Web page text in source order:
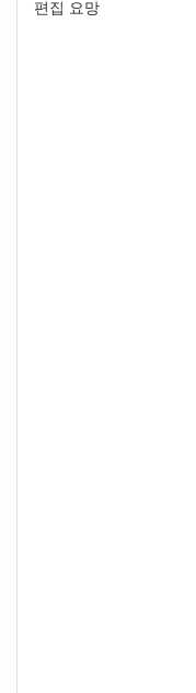
편집 요망